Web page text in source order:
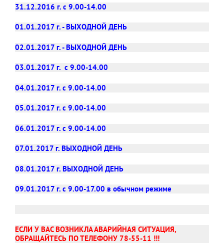
31.12.2016 г. с 9.00-14.00
01.01.2017 г. - ВЫХОДНОЙ ДЕНЬ
02.01.2017 г. - ВЫХОДНОЙ ДЕНЬ
03.01.2017 г. с 9.00-14.00
04.01.2017 г. с 9.00-14.00
05.01.2017 г. с 9.00-14.00
06.01.2017 г. с 9.00-14.00
07.01.2017 г. ВЫХОДНОЙ ДЕНЬ
08.01.2017 г. ВЫХОДНОЙ ДЕНЬ
09.01.2017 г. с 9.00-17.00 в обычном режиме
ЕСЛИ У ВАС ВОЗНИКЛА АВАРИЙНАЯ СИТУАЦИЯ,
ОБРАЩАЙТЕСЬ ПО ТЕЛЕФОНУ 78-55-11 !!!